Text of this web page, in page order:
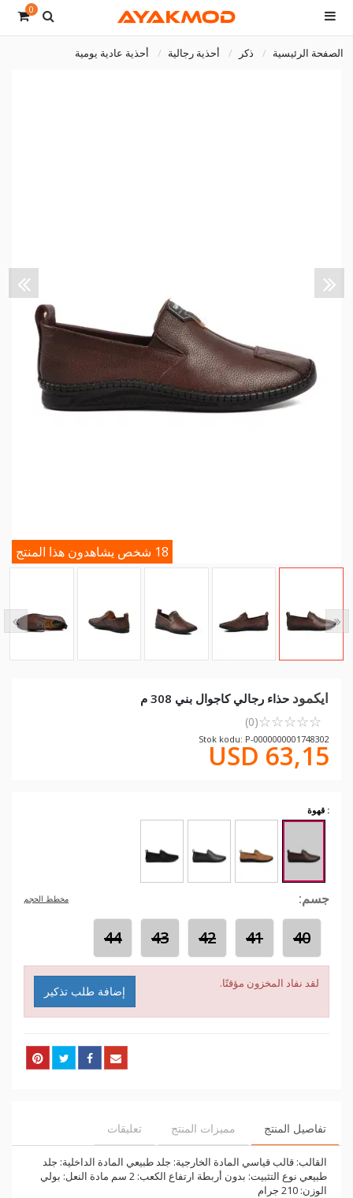
0
الصفحة الرئيسية ذكر أحذية رجالية أحذية عادية يومية
18 شخص يشاهدون هذا المنتج
ايكمود حذاء رجالي كاجوال بني 308 م
☆
☆
☆
☆
☆ ★
★
★
★
★
(0)
Stok kodu: P-0000000001748302
USD 63,15
: قهوة
جسم: مخطط الحجم
40
41
42
43
44
لقد نفاد المخزون مؤقتًا.
إضافة طلب تذكير
تفاصيل المنتج مميزات المنتج تعليقات
القالب: قالب قياسي المادة الخارجية: جلد طبيعي المادة الداخلية: جلد
طبيعي نوع التثبيت: بدون أربطة ارتفاع الكعب: 2 سم مادة النعل: بولي
الوزن: 210 جرام